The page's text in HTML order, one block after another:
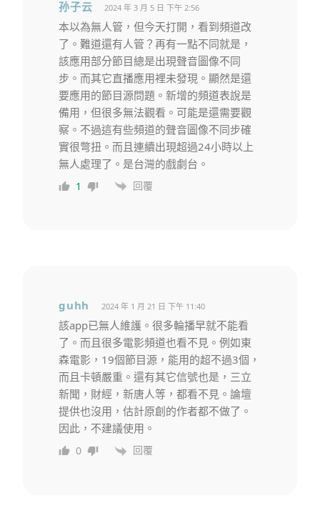
孙子云 2024 年 3 月 5 日 下午 2:56
本以為無人管，但今天打開，看到頻道改
了。難道還有人管？再有一點不同就是，
該應用部分節目總是出現聲音圖像不同
步。而其它直播應用裡未發現。顯然是還
要應用的節目源問題。新增的頻道表說是
備用，但很多無法觀看。可能是還需要觀
察。不過這有些頻道的聲音圖像不同步確
實很彆扭。而且連續出現超過24小時以上
無人處理了。是台灣的戲劇台。
1 回覆
guhh 2024 年 1 月 21 日 下午 11:40
該app已無人維護。很多輪播早就不能看
了。而且很多電影頻道也看不見。例如東
森電影，19個節目源，能用的超不過3個，
而且卡頓嚴重。還有其它信號也是，三立
新聞，財經，新唐人等，都看不見。論壇
提供也沒用，估計原創的作者都不做了。
因此，不建議使用。
0 回覆